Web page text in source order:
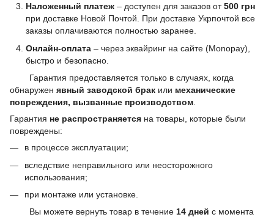
Наложенный платеж – доступен для заказов от500 грн
при доставке Новой Почтой. При доставке Укрпочтой все
заказы оплачиваются полностью заранее.
Онлайн-оплата – через эквайринг на сайте (Monopay),
быстро и безопасно.
Гарантия предоставляется только в случаях, когда
обнаружен явный заводской брак или механические
повреждения, вызванные производством
Гарантия не распространяется на товары, которые были
повреждены:
в процессе эксплуатации;
вследствие неправильного или неосторожного
использования;
при монтаже или установке.
Вы можете вернуть товар в течение 14 дней с момента